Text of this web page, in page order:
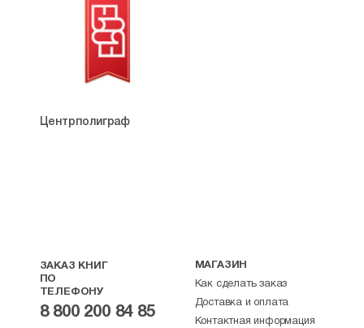
Центрполиграф
ЗАКАЗ КНИГ
ПО
ТЕЛЕФОНУ
8 800 200 84 85
МАГАЗИН
Как сделать заказ
Доставка и оплата
Контактная информация